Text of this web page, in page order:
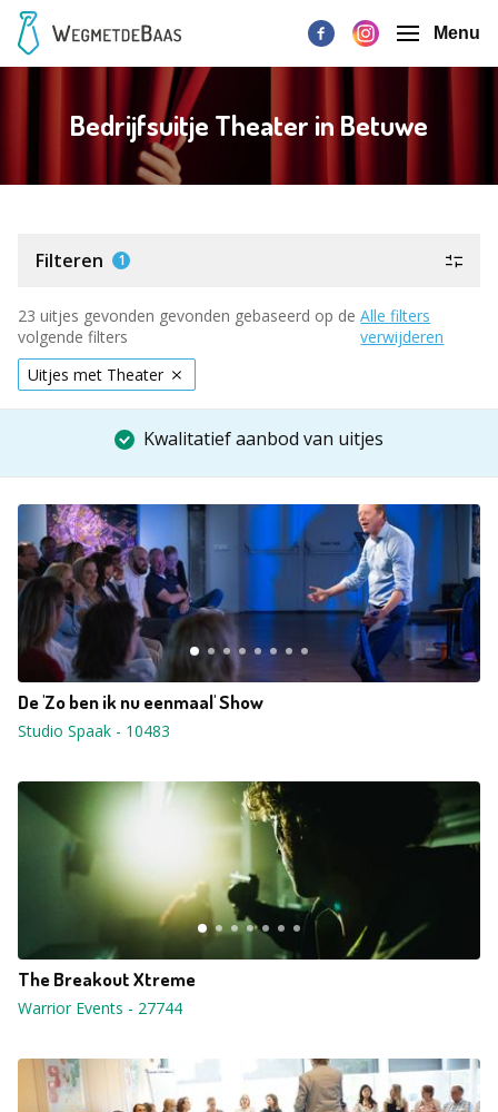
Menu
Bedrijfsuitje Theater in Betuwe
Filteren 1
23 uitjes gevonden gevonden gebaseerd op de
volgende filters
Alle filters
verwijderen
Uitjes met Theater
Kwalitatief aanbod van uitjes
De 'Zo ben ik nu eenmaal' Show
Studio Spaak - 10483
The Breakout Xtreme
Warrior Events - 27744